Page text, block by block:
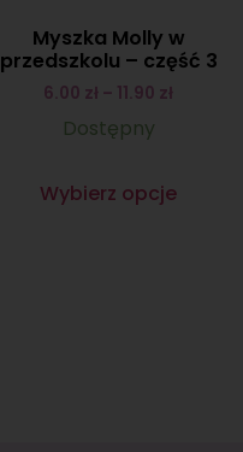
Myszka Molly w
przedszkolu – część 3
6.00 zł – 11.90 zł
Dostępny
Wybierz opcje